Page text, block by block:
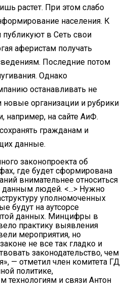
растет. При этом слабо
населения. К
в Сеть свои
аферистам получать
Последние потом
Однако
останавливать не
новые организации и рубрики
например, на сайте АиФ.
гражданам и
данные.
законопроекта об
где будет сформирована
внимательнее относиться
людей. <...> Нужно
уполномоченных
будут на аутсорсе
данных. Минцифры в
практику выявления
мероприятия, но
не все так гладко и
законодательство, чем
— отметил член комитета ГД
политике,
технологиям и связи Антон